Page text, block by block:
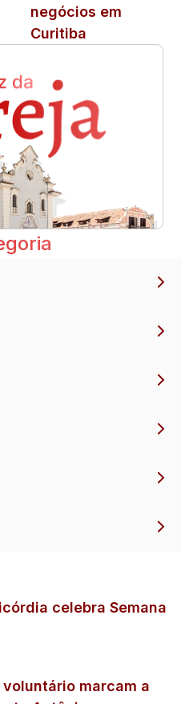
negócios em
Curitiba
celebra Semana
marcam a